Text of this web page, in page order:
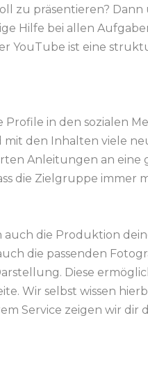
zu präsentieren?
Hilfe bei allen
YouTube ist eine
in den sozialen
den Inhalten viele
Anleitungen an eine
die Zielgruppe immer
die Produktion
die passenden
Diese
Wir selbst wissen
Service zeigen wir dir